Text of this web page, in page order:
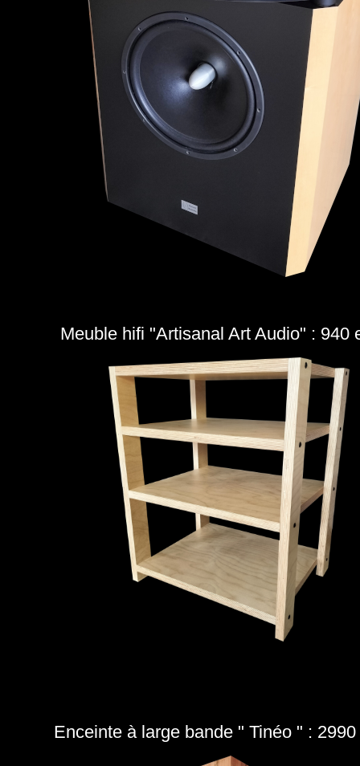
Meuble hifi "Artisanal Art Audio" : 940
Enceinte à large bande " Tinéo " :